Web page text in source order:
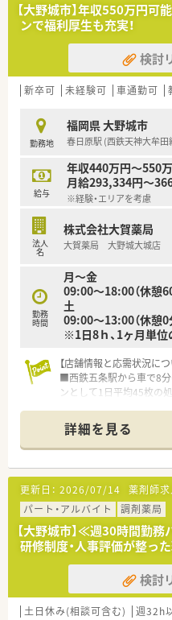
【募集背景と求める人物像
■今回の募集は欠員補充
急募案件です。
■経験者はもちろん未経
丁寧に指導します。
■地域医療に積極的に貢
【法人特徴について】
■太宰府市近郊を中心に
ェーンです。
■患者の笑顔と社員の幸
掲げています。
■抗原検査キットの率先
【大野城市】年収550万円
ンで福利厚生も充実！
検討
新卒可 未経験可 車通勤可
勤務地
福岡県 大野城市
春日原駅 (西鉄天神大牟田
給与
年収440万円～550
月給293,334円～
※経験・エリアを考慮
法人
名
株式会社大賀薬局
大賀薬局 大野城大城店
勤務
時間
月～金
09:00～18:00（休憩
土
09:00～13:00（休憩0
※1日8ｈ、1ヶ月単
【店舗情報と応需状況につ
■西鉄五条駅から車で8分
ンとして1日平均45枚の
り約22枚の処方箋を丁寧
■在宅医療にも積極的に
の訪問を通じて服薬指導
【法人特徴について】
■福岡県を中心に九州全
医療を支える九州最大手
■病院門前から医療モー
薬剤師として幅広い処方
■最新の調剤機器や自社
担軽減と対人業務の充実
【職場環境と雰囲気】
■20代から30代の子育て
詳細を見る
更新日： 2026/07/14 薬剤師求
パート・アルバイト
調剤薬局
【大野城市】≪週30時間勤
研修制度・人事評価が整っ
検討
土日休み(相談可含む) 週32h